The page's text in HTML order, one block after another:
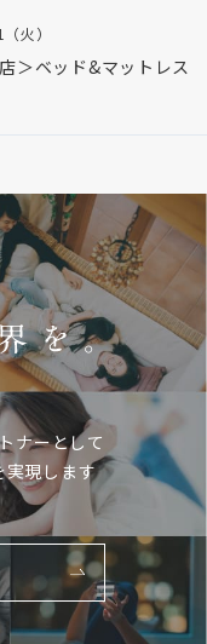
火）
＞ベッド&マットレス
ナーとして
実現します